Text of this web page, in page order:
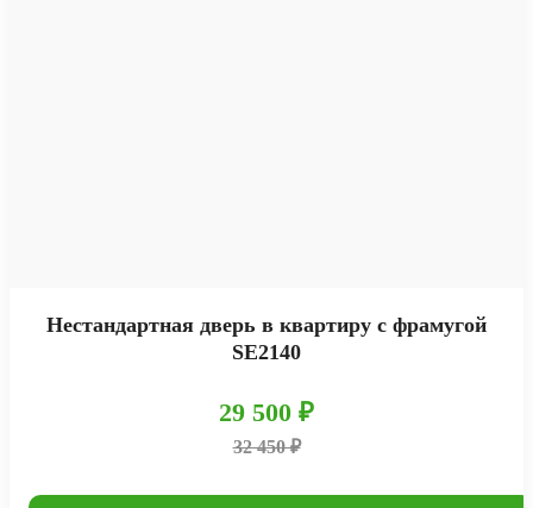
Нестандартная дверь в квартиру с фрамугой
SE2140
29 500 ₽
32 450 ₽